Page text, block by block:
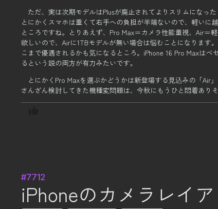
ただ、実は次期モデルはPlusが廃止されてよりスリムになっ
とにかくスマホは重くて右手への負担が半端ないので、軽いに
ところですね。 とりあえず、Pro Max＝カメラ性能重視、Air＝
欲しいので、Airに1TBモデルが無い場合は悩むことになります。
こまで優遇されるかも気になるところ。 iPhone 16 Pro Maxはベ
るという説の両方が有力みたいです。
とにかくPro Maxを選ぶかどうかは新登場する見込みの「Air
さんざん検討してきた機種変問題は、今秋にもうひと悶着あり
#7712
iPhoneのカメラレイ